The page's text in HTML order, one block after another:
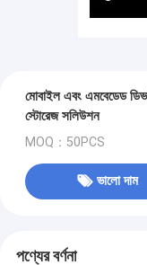
মোবাইল এবং এমবেডেড
স্টোরেজ সলিউশন
MOQ：50PCS
ভালো দাম
পণ্যের বর্ণনা